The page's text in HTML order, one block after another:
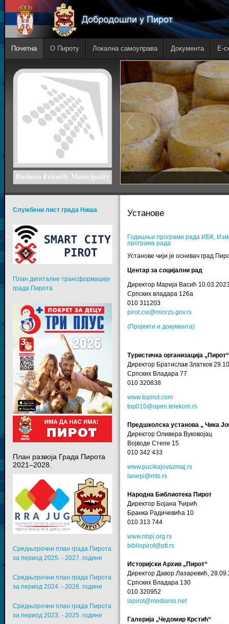
Почетна О Пироту Локална самоуправа Документа E-
Установе
Годишњи програми рада ИБК,
програма рада
Установе чији је оснивач град
Центар за социјални рад
Директор Марија Васић
Српских владара 126a
010 311203
pirot.csr@minrzs.gov.rs
(Пројекти и документа)
Туристичка организација „Пирот“
Директор Братислав Златков
Српских Владара 77
010 320838
www.topirot.com
top010@open.telekom.rs
Предшколска установа „ Чика
Директор Оливера Вуковојац
Војводе Степе 15
010 342 433
www.pucikajovazmaj.rs
lanepi@mts.rs
Народна Библиотека Пирот
Директор Бојана Ћирић
Бранка Радичевића 10
010 313 744
www.nbpi.org.rs
bibliopirot@ptt.rs
Историјски Архив „Пирот“
Директор Давор Лазаревић,
Српских Владара 130
010 320952
iapirot@medianis.net
Галерија „Чедомир Крстић“
Службени лист града Ниша
План дигиталне трансформације
града Пирота
План развоја Града Пирота
2021–2028.
Средњорочни план града Пирота
за период 2025. - 2027. године
Средњорочни план града Пирота
за период 2024. - 2026. године
Средњорочни план града Пирота
за период 2023. - 2025. године